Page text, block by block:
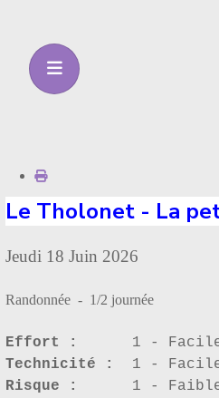
Le Tholonet - La
Jeudi 18 Juin 2026
Randonnée - 1/2 journée
Effort :
1 -
Technicité : 1 -
Risque :
1 -